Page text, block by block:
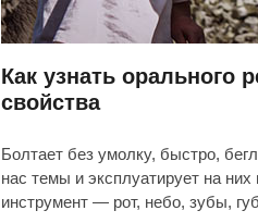
Как узнать орального
свойства
Болтает без умолку, быстро,
нас темы и эксплуатирует на
инструмент — рот, небо, зубы,